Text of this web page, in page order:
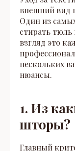
внешний вид
Один из
стирать
взгляд это
нескольких
нюансы.
1. Из
шторы?
Главный